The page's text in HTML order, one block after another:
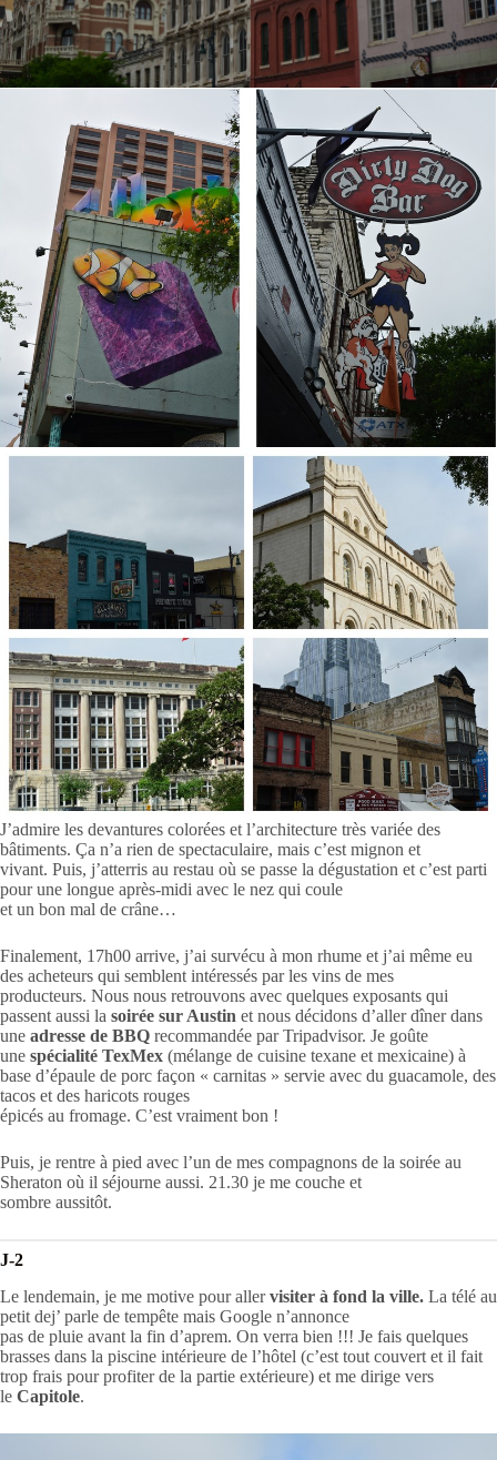
J’admire les devantures colorées et l’architecture très variée des
bâtiments. Ça n’a rien de spectaculaire, mais c’est mignon et
vivant. Puis, j’atterris au restau où se passe la dégustation et c’est parti
pour une longue après-midi avec le nez qui coule
et un bon mal de crâne…
Finalement, 17h00 arrive, j’ai survécu à mon rhume et j’ai même eu
des acheteurs qui semblent intéressés par les vins de mes
producteurs. Nous nous retrouvons avec quelques exposants qui
passent aussi la soirée sur Austin et nous décidons d’aller dîner dans
une adresse de BBQ recommandée par Tripadvisor. Je goûte
une spécialité TexMex (mélange de cuisine texane et mexicaine) à
base d’épaule de porc façon « carnitas » servie avec du guacamole, des
tacos et des haricots rouges
épicés au fromage. C’est vraiment bon !
Puis, je rentre à pied avec l’un de mes compagnons de la soirée au
Sheraton où il séjourne aussi. 21.30 je me couche et
sombre aussitôt.
J-2
Le lendemain, je me motive pour allervisiter à fond la ville. La télé au
petit dej’ parle de tempête mais Google n’annonce
pas de pluie avant la fin d’aprem. On verra bien !!! Je fais quelques
brasses dans la piscine intérieure de l’hôtel (c’est tout couvert et il fait
trop frais pour profiter de la partie extérieure) et me dirige vers
le Capitole.